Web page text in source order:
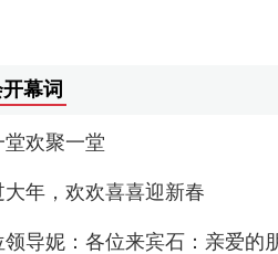
幕词
欢聚一堂
年，欢欢喜喜迎新春
导妮：各位来宾石：亲爱的